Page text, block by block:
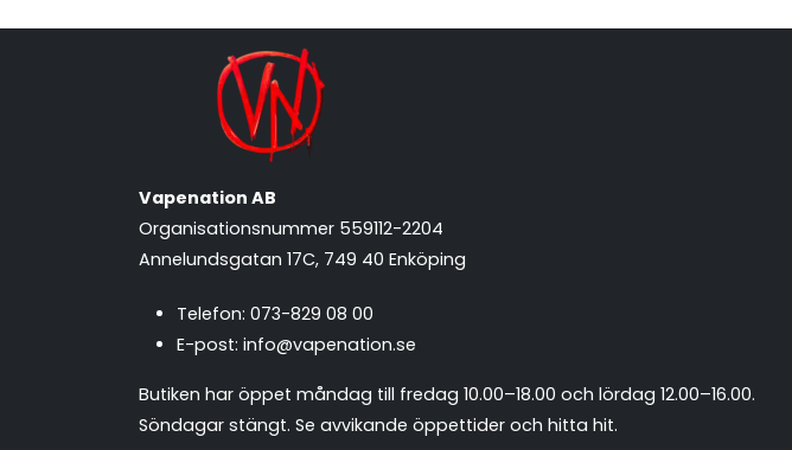
Vapenation AB
Organisationsnummer 559112-2204
Annelundsgatan 17C, 749 40 Enköping
Telefon: 073-829 08 00
E-post: info@vapenation.se
Butiken har öppet måndag till fredag 10.00–18.00 och lördag 12.00–16.00.
Söndagar stängt. Se avvikande öppettider och hitta hit.